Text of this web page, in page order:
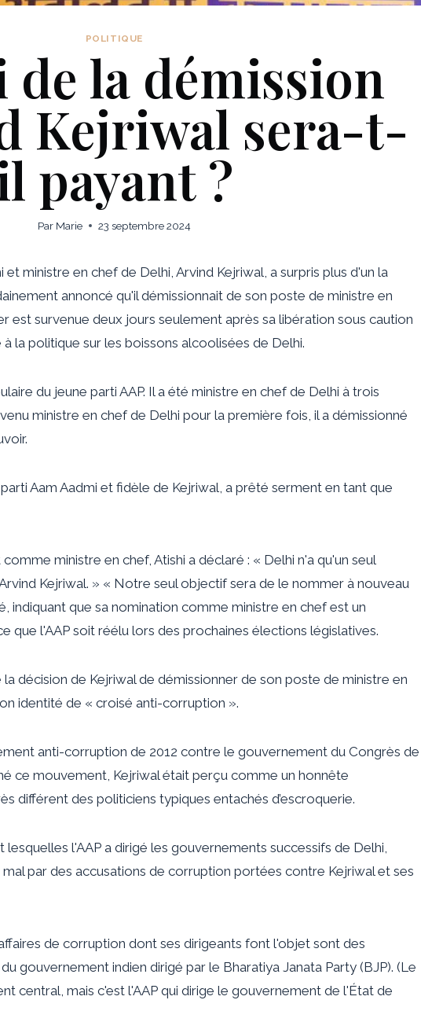
POLITIQUE
de la démission
Kejriwal sera-t-
payant ?
Par Marie 23 septembre 2024
ministre en chef de Delhi, Arvind Kejriwal, a surpris plus d'un la
annoncé qu'il démissionnait de son poste de ministre en
est survenue deux jours seulement après sa libération sous caution
la politique sur les boissons alcoolisées de Delhi.
du jeune parti AAP. Il a été ministre en chef de Delhi à trois
ministre en chef de Delhi pour la première fois, il a démissionné
Aam Aadmi et fidèle de Kejriwal, a prêté serment en tant que
ministre en chef, Atishi a déclaré : « Delhi n'a qu'un seul
Kejriwal. » « Notre seul objectif sera de le nommer à nouveau
indiquant que sa nomination comme ministre en chef est un
que l'AAP soit réélu lors des prochaines élections législatives.
décision de Kejriwal de démissionner de son poste de ministre en
identité de « croisé anti-corruption ».
anti-corruption de 2012 contre le gouvernement du Congrès de
ce mouvement, Kejriwal était perçu comme un honnête
différent des politiciens typiques entachés d’escroquerie.
l'AAP a dirigé les gouvernements successifs de Delhi,
par des accusations de corruption portées contre Kejriwal et ses
de corruption dont ses dirigeants font l'objet sont des
gouvernement indien dirigé par le Bharatiya Janata Party (BJP). (Le
central, mais c'est l'AAP qui dirige le gouvernement de l'État de